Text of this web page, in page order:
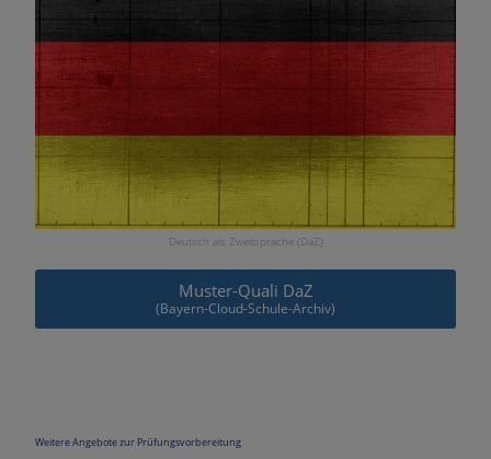
Deutsch als Zweitsprache (DaZ)
Muster-Quali DaZ
(Bayern-Cloud-Schule-Archiv)
Weitere Angebote zur Prüfungsvorbereitung